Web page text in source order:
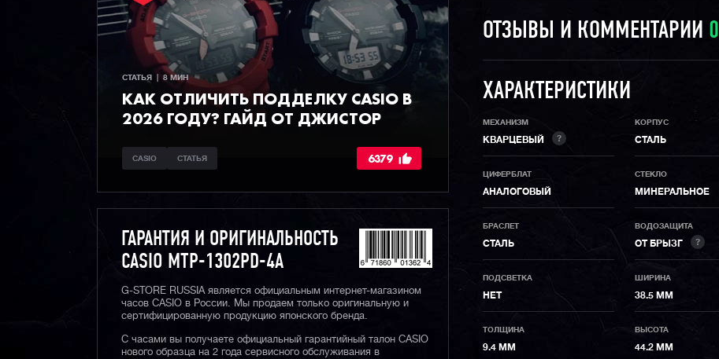
СТАТЬЯ  |  8 МИН
КАК ОТЛИЧИТЬ ПОДДЕЛКУ CASIO В
2026 ГОДУ? ГАЙД ОТ ДЖИСТОР
CASIO СТАТЬЯ 6379
ГАРАНТИЯ И ОРИГИНАЛЬНОСТЬ
CASIO MTP-1302PD-4A
G-STORE RUSSIA является официальным интернет-магазином
часов CASIO в России. Мы продаем только оригинальную и
сертифицированную продукцию японского бренда.
С часами вы получаете официальный гарантийный талон CASIO
нового образца на 2 года сервисного обслуживания в
ОТЗЫВЫ И КОММЕНТАРИИ 0
ХАРАКТЕРИСТИКИ
МЕХАНИЗМ
КВАРЦЕВЫЙ ?
КОРПУС
СТАЛЬ
ЦИФЕРБЛАТ
АНАЛОГОВЫЙ
СТЕКЛО
МИНЕРАЛЬНОЕ
БРАСЛЕТ
СТАЛЬ
ВОДОЗАЩИТА
ОТ БРЫЗГ ?
ПОДСВЕТКА
НЕТ
ШИРИНА
38.5 ММ
ТОЛЩИНА
9.4 ММ
ВЫСОТА
44.2 ММ